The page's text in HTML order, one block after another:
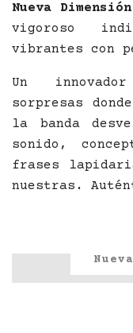
Nueva
vigoroso
vibrantes con
Un
sorpresas
la banda
sonido,
frases
nuestras.